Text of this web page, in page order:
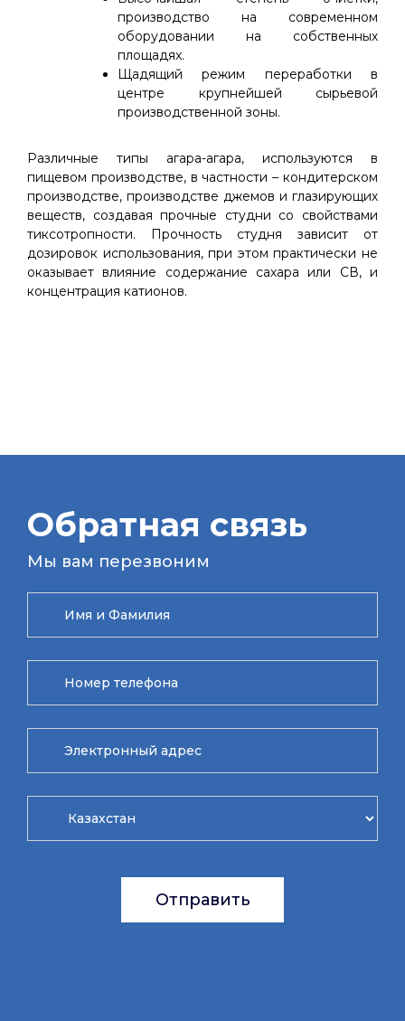
производство на современном
оборудовании на собственных
площадях.
Щадящий режим переработки в
центре крупнейшей сырьевой
производственной зоны.
Различные типы агара-агара, используются в
пищевом производстве, в частности – кондитерском
производстве, производстве джемов и глазирующих
веществ, создавая прочные студни со свойствами
тиксотропности. Прочность студня зависит от
дозировок использования, при этом практически не
оказывает влияние содержание сахара или СВ, и
концентрация катионов.
Обратная связь
Мы вам перезвоним
Отправить